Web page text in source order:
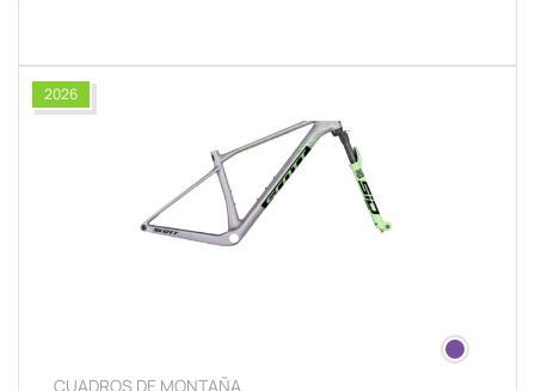
2026
CUADROS DE MONTAÑA